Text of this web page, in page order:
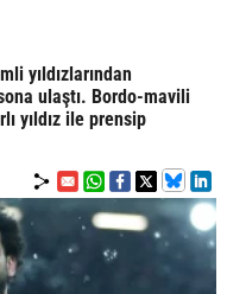
yıldızlarından
ulaştı. Bordo-mavili
yıldız ile prensip